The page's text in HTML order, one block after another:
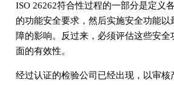
ISO 26262符合性过程的一部分是定义
的功能安全要求，然后实施安全功能以
障的影响。反过来，必须评估这些安
面的有效性。
经过认证的检验公司已经出现，以审核